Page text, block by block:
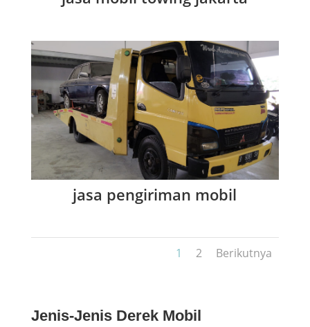
jasa pengiriman mobil
1 2 Berikutnya
Jenis-Jenis Derek Mobil